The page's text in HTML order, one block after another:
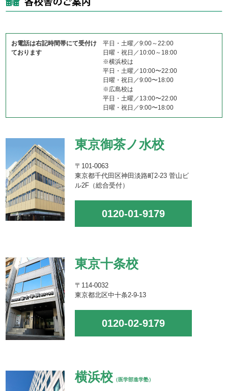
お電話は右記時間帯にて受付け
ております
平日・土曜／9:00～22:00
日曜・祝日／10:00～18:00
※横浜校は
平日・土曜／10:00〜22:00
日曜・祝日／9:00〜18:00
※広島校は
平日・土曜／13:00〜22:00
日曜・祝日／9:00〜18:00
東京御茶ノ水校
〒101-0063
東京都千代田区神田淡路町2-23 菅山ビ
ル2F（総合受付）
0120-01-9179
東京十条校
〒114-0032
東京都北区中十条2-9-13
0120-02-9179
横浜校 （医学部進学塾）